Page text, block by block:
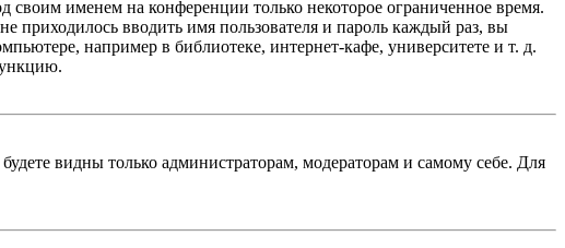
своим именем на конференции только некоторое ограниченное время.
приходилось вводить имя пользователя и пароль каждый раз, вы
например в библиотеке, интернет-кафе, университете и т. д.
видны только администраторам, модераторам и самому себе. Для